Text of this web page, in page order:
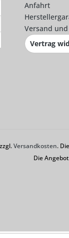
Anfahrt
Versand
Vertrag
Versandkosten.
Die